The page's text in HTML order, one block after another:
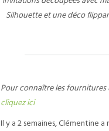
Silhouette et une déco
Pour connaître les fournitures
cliquez ici
Il y a 2 semaines, Clémentine a